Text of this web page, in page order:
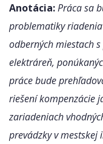
Anotácia:Práca sa
problematiky
odberných miestach
elektráreň,
práce bude
riešení kompenzácie
zariadeniach
prevádzky v